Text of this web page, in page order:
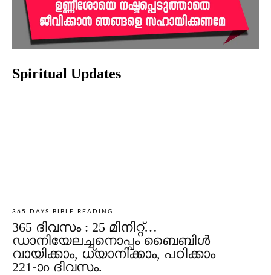
Spiritual Updates
365 DAYS BIBLE READING
365 ദിവസം : 25 മിനിറ്റ്…
ഡാനിയേലച്ചനൊപ്പം ബൈബിൾ
വായിക്കാം, ധ്യാനിക്കാം, പഠിക്കാം
221-ാo ദിവസം.